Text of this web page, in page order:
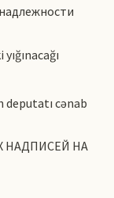
deputatı cənab
НАДПИСЕЙ НА